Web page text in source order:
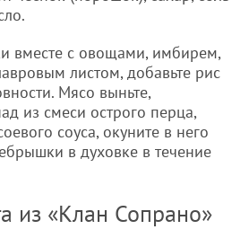
вместе с овощами, имбирем,
листом, добавьте рис
Мясо выньте,
из смеси острого перца,
соуса, окуните в него
в духовке в течение
из «Клан Сопрано»